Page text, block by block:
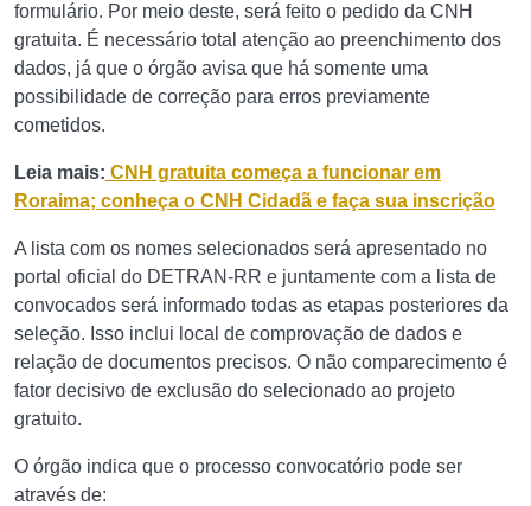
formulário. Por meio deste, será feito o pedido da CNH
gratuita. É necessário total atenção ao preenchimento dos
dados, já que o órgão avisa que há somente uma
possibilidade de correção para erros previamente
cometidos.
Leia mais: CNH gratuita começa a funcionar em
Roraima; conheça o CNH Cidadã e faça sua inscrição
A lista com os nomes selecionados será apresentado no
portal oficial do DETRAN-RR e juntamente com a lista de
convocados será informado todas as etapas posteriores da
seleção. Isso inclui local de comprovação de dados e
relação de documentos precisos. O não comparecimento é
fator decisivo de exclusão do selecionado ao projeto
gratuito.
O órgão indica que o processo convocatório pode ser
através de: